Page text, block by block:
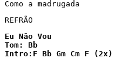
REFRÃO
Eu Não Vou
Tom: Bb
Intro:F Bb Gm Cm F (2x)